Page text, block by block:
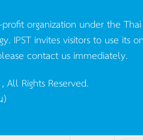
organization under the
IPST invites visitors to use its
contact us immediately.
, All Rights Reserved.
)